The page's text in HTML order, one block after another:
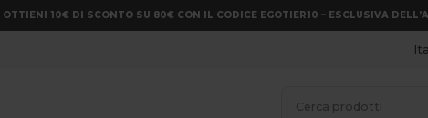
10€ DI SCONTO SU 80€ CON IL CODICE EGOTIER10 – ESCLUSIVA